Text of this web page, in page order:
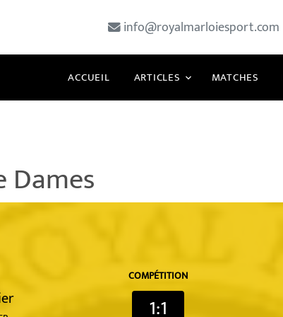
info@royalmarloiesport.com
ACCUEIL ARTICLES MATCHES
Dames
COMPÉTITION
1:1